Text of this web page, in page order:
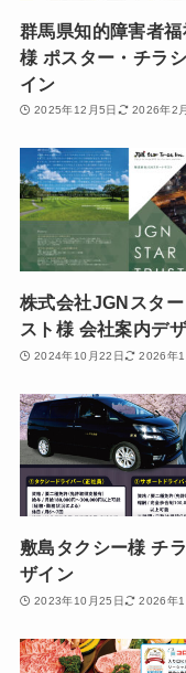
群馬県知的障害者福
様 ポスター・チラ
イン
2025年12月5日 2026年2
株式会社JGNスター
スト様 会社案内デ
2024年10月22日 2026年1
敷島タクシー様 チ
ザイン
2023年10月25日 2026年1